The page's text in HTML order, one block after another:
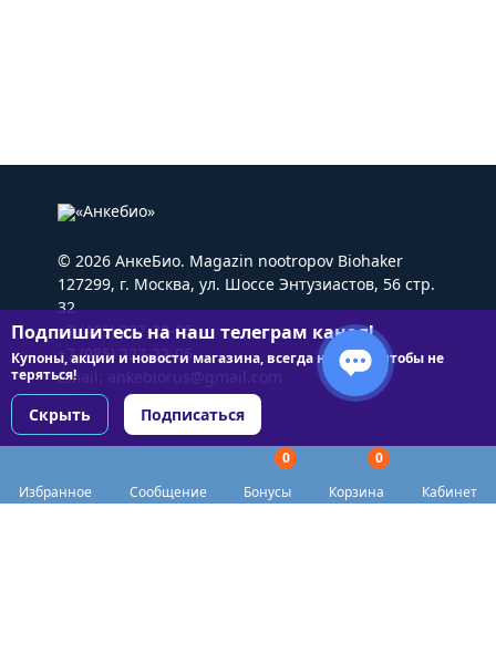
Избранное Сообщение
0
Бонусы
0
Корзина
Кабинет
© 2026 АнкеБио. Magazin nootropov Biohaker
127299, г. Москва, ул. Шоссе Энтузиастов, 56 стр.
32
+7 (495) 227-22-05
+7 (985) 227-22-05
Email: ankebiorus@gmail.com
Подпишитесь на наш телеграм канал!
Купоны, акции и новости магазина, всегда на связи чтобы не
теряться!
Скрыть Подписаться